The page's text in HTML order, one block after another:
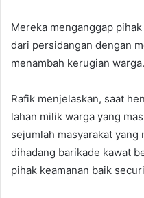
Mereka menganggap
dari persidangan dengan
menambah kerugian warga.
Rafik menjelaskan, saat
lahan milik warga yang
sejumlah masyarakat yang
dihadang barikade kawat
pihak keamanan baik